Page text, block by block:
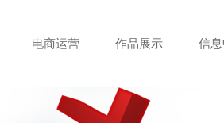
电商运营 作品展示 信